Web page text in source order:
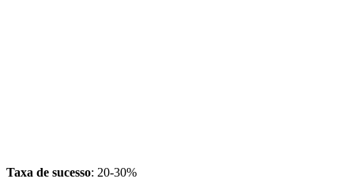
Taxa de sucesso: 20-30%